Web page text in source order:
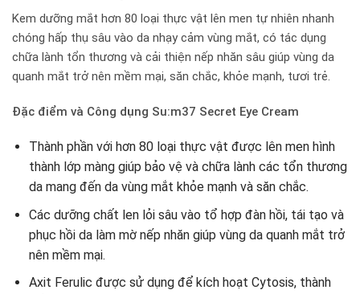
Kem dưỡng mắt hơn 80 loại thực vật lên men tự nhiên nhanh
chóng hấp thụ sâu vào da nhạy cảm vùng mắt, có tác dụng
chữa lành tổn thương và cải thiện nếp nhăn sâu giúp vùng da
quanh mắt trở nên mềm mại, săn chắc, khỏe mạnh, tươi trẻ.
Đặc điểm và Công dụng Su:m37 Secret Eye Cream
Thành phần với hơn 80 loại thực vật được lên men hình
thành lớp màng giúp bảo vệ và chữa lành các tổn thương
da mang đến da vùng mắt khỏe mạnh và săn chắc.
Các dưỡng chất len lỏi sâu vào tổ hợp đàn hồi, tái tạo và
phục hồi da làm mờ nếp nhăn giúp vùng da quanh mắt trở
nên mềm mại.
Axit Ferulic được sử dụng để kích hoạt Cytosis, thành